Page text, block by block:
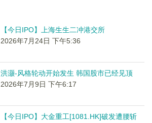
【今日IPO】上海生生二冲港交所
2026年7月24日 下午5:36
洪灏-风格轮动开始发生 韩国股市已经见顶
2026年7月9日 下午6:17
【今日IPO】大金重工[1081.HK]破发遭腰斩